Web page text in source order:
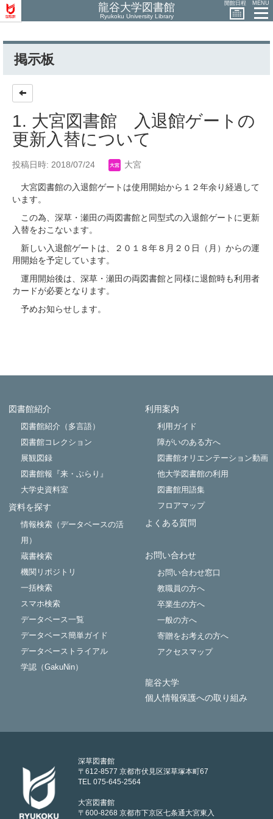
龍谷大学図書館
Ryukoku University Library
開館日程 MENU
掲示板
1. 大宮図書館 入退館ゲートの
更新入替について
投稿日時: 2018/07/24 大宮
大宮図書館の入退館ゲートは使用開始から１２年余り経過して
います。
この為、深草・瀬田の両図書館と同型式の入退館ゲートに更新
入替をおこないます。
新しい入退館ゲートは、２０１８年８月２０日（月）からの運
用開始を予定しています。
運用開始後は、深草・瀬田の両図書館と同様に退館時も利用者
カードが必要となります。
予めお知らせします。
図書館紹介
図書館紹介（多言語）
図書館コレクション
展観図録
図書館報『来・ぶらり』
大学史資料室
資料を探す
情報検索（データベースの活
用）
蔵書検索
機関リポジトリ
一括検索
スマホ検索
データベース一覧
データベース簡単ガイド
データベーストライアル
学認（GakuNin）
利用案内
利用ガイド
障がいのある方へ
図書館オリエンテーション動画
他大学図書館の利用
図書館用語集
フロアマップ
よくある質問
お問い合わせ
お問い合わせ窓口
教職員の方へ
卒業生の方へ
一般の方へ
寄贈をお考えの方へ
アクセスマップ
龍谷大学
個人情報保護への取り組み
深草図書館
〒612-8577 京都市伏見区深草塚本町67
TEL 075-645-2564
大宮図書館
〒600-8268 京都市下京区七条通大宮東入
Powered by NetCommons